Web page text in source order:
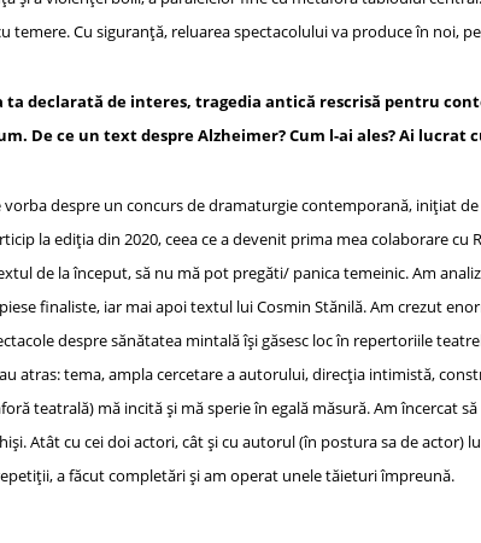
temere. Cu siguranță, reluarea spectacolului va produce în noi,
ta declarată de interes, tragedia antică rescrisă pentru
De ce un text despre Alzheimer? Cum l-ai ales? Ai lucrat
vorba despre un concurs de dramaturgie contemporană, inițiat
la ediția din 2020, ceea ce a devenit prima mea colaborare cu
de la început, să nu mă pot pregăti/ panica temeinic. Am
finaliste, iar mai apoi textul lui Cosmin Stănilă. Am crezut
despre sănătatea mintală își găsesc loc în repertoriile
atras: tema, ampla cercetare a autorului, direcția intimistă,
teatrală) mă incită și mă sperie în egală măsură. Am încercat
Atât cu cei doi actori, cât și cu autorul (în postura sa de actor)
a făcut completări și am operat unele tăieturi împreună.